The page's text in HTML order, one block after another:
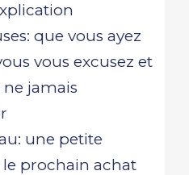
que vous ayez
vous excusez et
jamais
une petite
prochain achat